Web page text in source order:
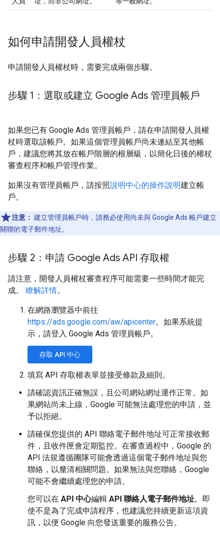
如何申請開發人員權杖
申請開發人員權杖時，需要完成兩個步驟。
步驟 1：選取或建立 Google Ads 管理員帳戶
如果您已有 Google Ads 管理員帳戶，請在申請開發人員權
杖時選取該帳戶。如果這個管理員帳戶尚未連結至其他帳
戶，建議您將其放在帳戶階層的根層級，以簡化日後的權杖
審查程序和帳戶管理作業。
如果沒有管理員帳戶，請按照說明中心的操作說明建立帳
戶。
注意： 建立管理員帳戶時，請務必使用尚未與 Google Ads 帳戶建立
關聯的電子郵件地址。
步驟 2：申請 Google Ads API 存取權
請注意，開發人員權杖審查程序可能需要一些時間才能完
成。 瞭解詳情。
在網路瀏覽器中前往
https://ads.google.com/aw/apicenter。如果系統提
示，請登入 Google Ads 管理員帳戶。
存取 API 中心
填寫 API 存取權表單並接受條款及細則。
請確認資訊正確無誤，且公司網站網址運作正常。如
果網站尚未上線，Google 可能無法處理您的申請，並
予以拒絕。
請確保您提供的 API 聯絡電子郵件地址可正常接收郵
件，且收件匣會定期監控。在審查過程中，Google 的
API 法規遵循團隊可能會透過這個電子郵件地址與您
聯絡，以釐清相關問題。如果無法與您聯絡，Google
可能不會繼續處理您的申請。
您可以在 API 中心編輯 API 聯絡人電子郵件地址。即
使不是為了完成申請程序，也建議您持續更新這項資
訊，以便 Google 向您發送重要的服務公告。